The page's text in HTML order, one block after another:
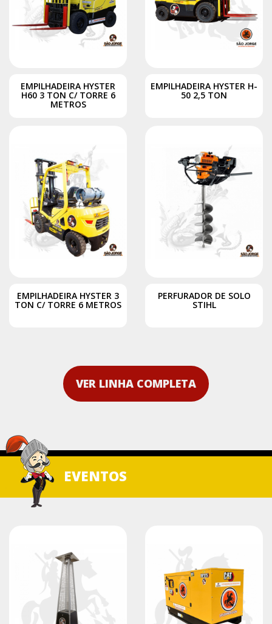
EMPILHADEIRA HYSTER
H60 3 TON C/ TORRE 6
METROS
EMPILHADEIRA HYSTER H-
50 2,5 TON
EMPILHADEIRA HYSTER 3
TON C/ TORRE 6 METROS
PERFURADOR DE SOLO
STIHL
VER LINHA COMPLETA
EVENTOS